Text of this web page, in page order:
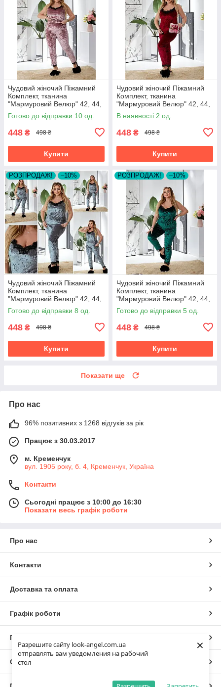
Разрешите сайту look-angel.com.ua
отправлять вам уведомления на рабочий
стол
×
Чудовий жіночий Піжамний
Комплект, тканина
"Мармуровий Велюр" 42, 44,
46, 48, 50, 52, 54 розмір 42
Готово до відправки 10 од.
448 ₴ 498 ₴
Купити
Чудовий жіночий Піжамний
Комплект, тканина
"Мармуровий Велюр" 42, 44,
46, 48, 50, 52, 54 розмір 42
В наявності 2 од.
448 ₴ 498 ₴
Купити
РОЗПРОДАЖ! –10%
Чудовий жіночий Піжамний
Комплект, тканина
"Мармуровий Велюр" 42, 44,
46, 48, 50, 52, 54 розмір 42
Готово до відправки 8 од.
448 ₴ 498 ₴
Купити
РОЗПРОДАЖ! –10%
Чудовий жіночий Піжамний
Комплект, тканина
"Мармуровий Велюр" 42, 44,
46, 48, 50, 52, 54 розмір 42
Готово до відправки 5 од.
448 ₴ 498 ₴
Купити
Показати ще
Про нас
96% позитивних з 1268 відгуків за рік
Працює з 30.03.2017
м. Кременчук
вул. 1905 року, б. 4, Кременчук, Україна
Контакти
Сьогодні працює з 10:00 до 16:30
Показати весь графік роботи
Про нас
Контакти
Доставка та оплата
Графік роботи
Повна версія сайту
Сайт створено на маркетплейсі